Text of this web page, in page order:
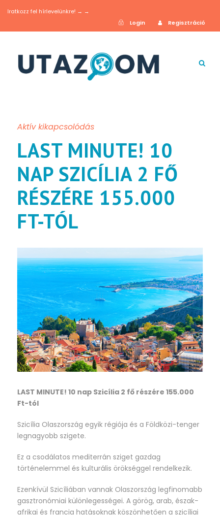
Iratkozz fel hírlevelünkre! → →
Login
Regisztráció
Aktív kikapcsolódás
LAST MINUTE! 10
NAP SZICÍLIA 2 FŐ
RÉSZÉRE 155.000
FT-TÓL
LAST MINUTE! 10 nap Szicília 2 fő részére 155.000
Ft-tól
Szicília Olaszország egyik régiója és a Földközi-tenger
legnagyobb szigete.
Ez a csodálatos mediterrán sziget gazdag
történelemmel és kulturális örökséggel rendelkezik.
Ezenkívül Szicíliában vannak Olaszország legfinomabb
gasztronómiai különlegességei. A görög, arab, észak-
afrikai és francia hatásoknak köszönhetően a szicíliai